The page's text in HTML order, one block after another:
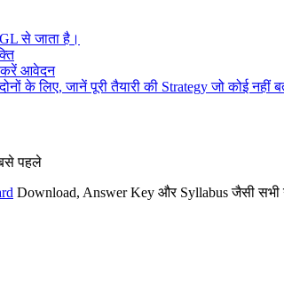
से जाता है।
करें आवेदन
के लिए, जानें पूरी तैयारी की Strategy जो कोई नहीं
पहले
Download, Answer Key और Syllabus जैसी